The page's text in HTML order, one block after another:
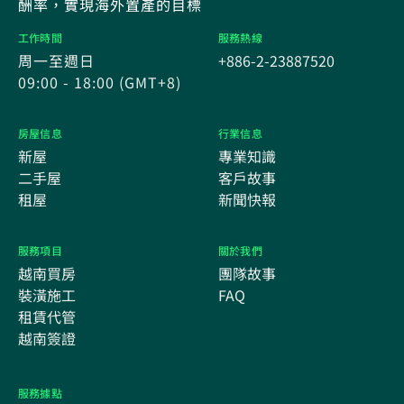
酬率，實現海外置產的目標
工作時間
周一至週日
09:00 - 18:00 (GMT+8)
服務熱線
+886-2-23887520
房屋信息
新屋
二手屋
租屋
行業信息
專業知識
客戶故事
新聞快報
服務項目
越南買房
裝潢施工
租賃代管
越南簽證
關於我們
團隊故事
FAQ
服務據點